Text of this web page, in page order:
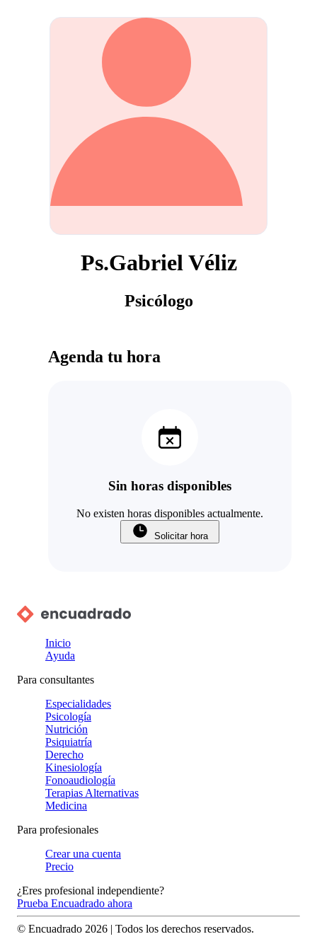
Ps.Gabriel Véliz
Psicólogo
Agenda tu hora
Sin horas disponibles
No existen horas disponibles actualmente.
Solicitar hora
Inicio
Ayuda
Para consultantes
Especialidades
Psicología
Nutrición
Psiquiatría
Derecho
Kinesiología
Fonoaudiología
Terapias Alternativas
Medicina
Para profesionales
Crear una cuenta
Precio
¿Eres profesional independiente?
Prueba Encuadrado ahora
© Encuadrado 2026 | Todos los derechos reservados.